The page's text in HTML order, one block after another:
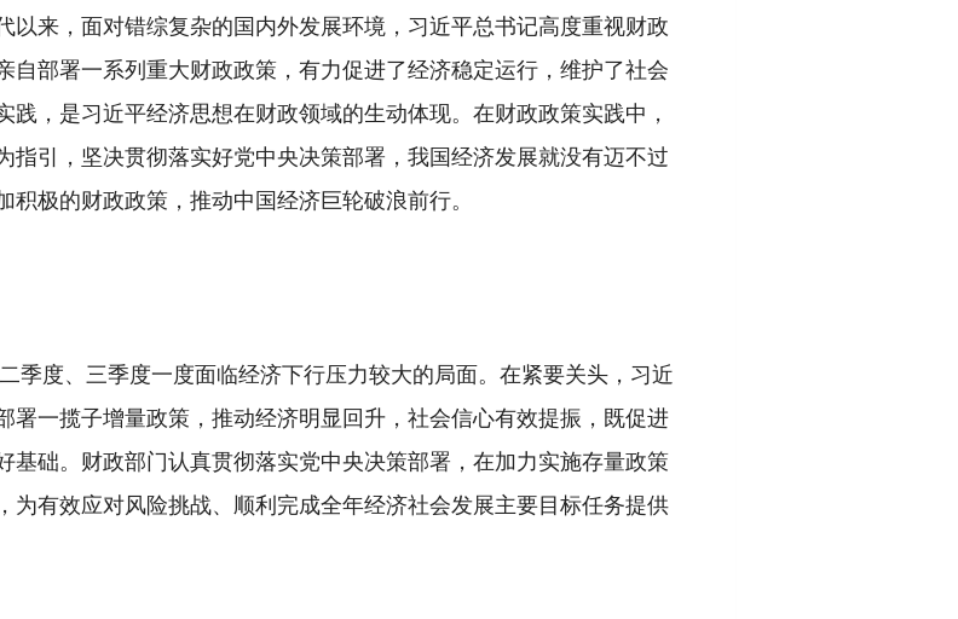
以来，面对错综复杂的国内外发展环境，习近平总书记高度重视财政
自部署一系列重大财政政策，有力促进了经济稳定运行，维护了社会
，是习近平经济思想在财政领域的生动体现。在财政政策实践中，
指引，坚决贯彻落实好党中央决策部署，我国经济发展就没有迈不过
极的财政政策，推动中国经济巨轮破浪前行。
季度、三季度一度面临经济下行压力较大的局面。在紧要关头，习近
署一揽子增量政策，推动经济明显回升，社会信心有效提振，既促进
基础。财政部门认真贯彻落实党中央决策部署，在加力实施存量政策
为有效应对风险挑战、顺利完成全年经济社会发展主要目标任务提供